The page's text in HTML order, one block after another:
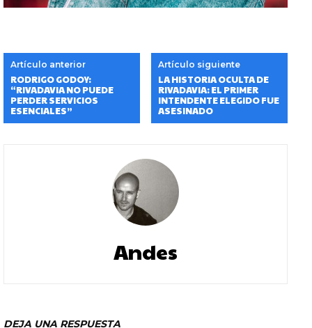
Artículo anterior
RODRIGO GODOY:
“RIVADAVIA NO PUEDE
PERDER SERVICIOS
ESENCIALES”
Artículo siguiente
LA HISTORIA OCULTA DE
RIVADAVIA: EL PRIMER
INTENDENTE ELEGIDO FUE
ASESINADO
Andes
DEJA UNA RESPUESTA